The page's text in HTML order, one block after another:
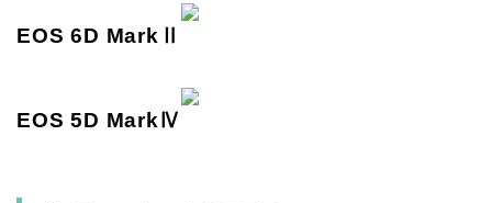
EOS 6D MarkⅡ
EOS 5D MarkⅣ